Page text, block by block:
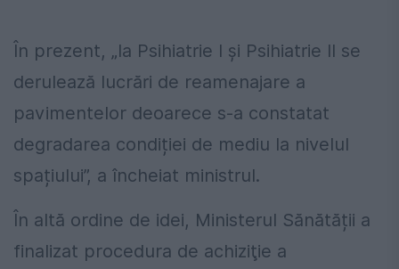
În prezent, „la Psihiatrie I și Psihiatrie II se
derulează lucrări de reamenajare a
pavimentelor deoarece s-a constatat
degradarea condiției de mediu la nivelul
spațiului”, a încheiat ministrul.
În altă ordine de idei, Ministerul Sănătății a
finalizat procedura de achiziţie a